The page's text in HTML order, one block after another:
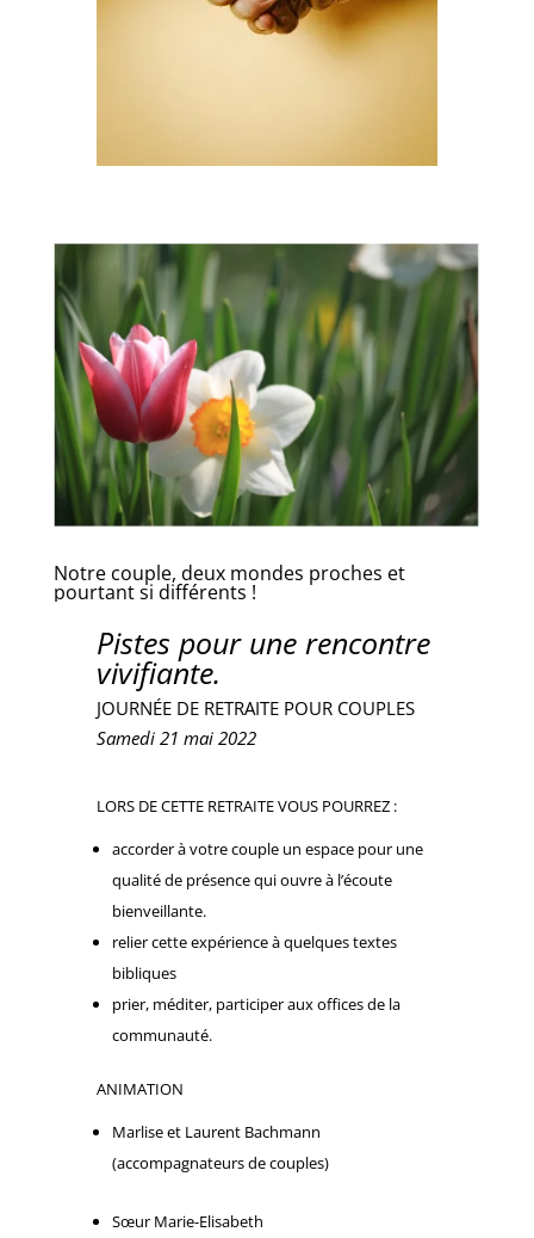
Notre couple, deux mondes proches et
pourtant si différents !
Pistes pour une rencontre
vivifiante.
JOURNÉE DE RETRAITE POUR COUPLES
Samedi 21 mai 2022
LORS DE CETTE RETRAITE VOUS POURREZ :
accorder à votre couple un espace pour une
qualité de présence qui ouvre à l’écoute
bienveillante.
relier cette expérience à quelques textes
bibliques
prier, méditer, participer aux offices de la
communauté.
ANIMATION
Marlise et Laurent Bachmann
(accompagnateurs de couples)
Sœur Marie-Elisabeth